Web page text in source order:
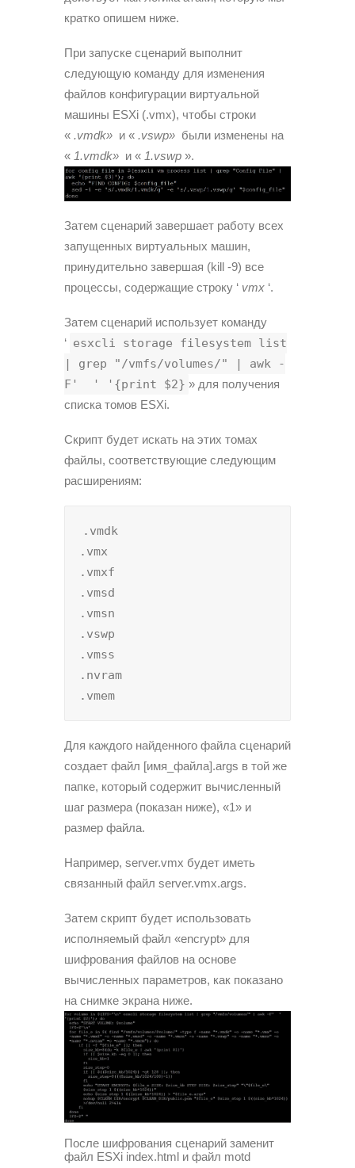
кратко опишем ниже.
При запуске сценарий выполнит
следующую команду для изменения
файлов конфигурации виртуальной
машины ESXi (.vmx), чтобы строки
« .vmdk» и « .vswp» были изменены на
« 1.vmdk» и « 1.vswp ».
Затем сценарий завершает работу всех
запущенных виртуальных машин,
принудительно завершая (kill -9) все
процессы, содержащие строку ‘ vmx ‘.
Затем сценарий использует команду
‘ esxcli storage filesystem list
| grep "/vmfs/volumes/" | awk -
F' ' '{print $2} » для получения
списка томов ESXi.
Скрипт будет искать на этих томах
файлы, соответствующие следующим
расширениям:
.vmdk
.vmx
.vmxf
.vmsd
.vmsn
.vswp
.vmss
.nvram
.vmem
Для каждого найденного файла сценарий
создает файл [имя_файла].args в той же
папке, который содержит вычисленный
шаг размера (показан ниже), «1» и
размер файла.
Например, server.vmx будет иметь
связанный файл server.vmx.args.
Затем скрипт будет использовать
исполняемый файл «encrypt» для
шифрования файлов на основе
вычисленных параметров, как показано
на снимке экрана ниже.
После шифрования сценарий заменит
файл ESXi index.html и файл motd